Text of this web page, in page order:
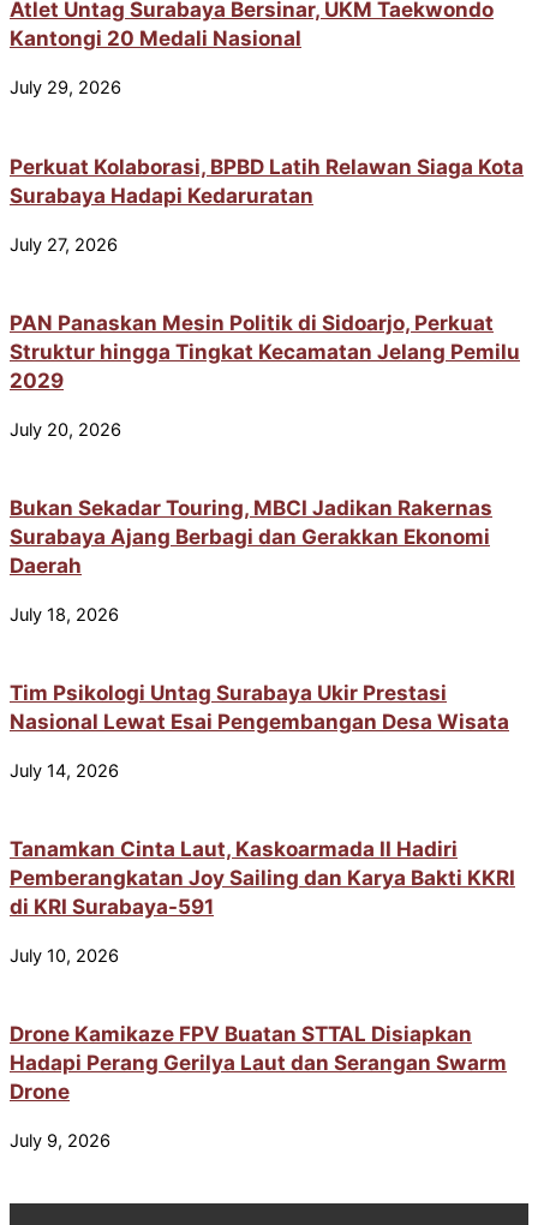
Atlet Untag Surabaya Bersinar, UKM Taekwondo
Kantongi 20 Medali Nasional
July 29, 2026
Perkuat Kolaborasi, BPBD Latih Relawan Siaga Kota
Surabaya Hadapi Kedaruratan
July 27, 2026
PAN Panaskan Mesin Politik di Sidoarjo, Perkuat
Struktur hingga Tingkat Kecamatan Jelang Pemilu
2029
July 20, 2026
Bukan Sekadar Touring, MBCI Jadikan Rakernas
Surabaya Ajang Berbagi dan Gerakkan Ekonomi
Daerah
July 18, 2026
Tim Psikologi Untag Surabaya Ukir Prestasi
Nasional Lewat Esai Pengembangan Desa Wisata
July 14, 2026
Tanamkan Cinta Laut, Kaskoarmada II Hadiri
Pemberangkatan Joy Sailing dan Karya Bakti KKRI
di KRI Surabaya-591
July 10, 2026
Drone Kamikaze FPV Buatan STTAL Disiapkan
Hadapi Perang Gerilya Laut dan Serangan Swarm
Drone
July 9, 2026